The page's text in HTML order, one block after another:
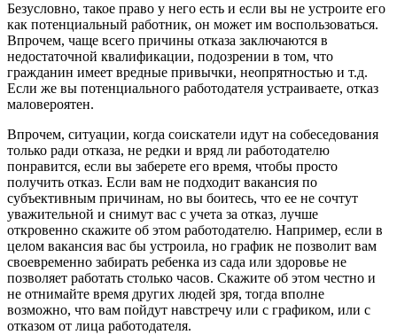
Безусловно, такое право у него есть и если вы не устроите его
как потенциальный работник, он может им воспользоваться.
Впрочем, чаще всего причины отказа заключаются в
недостаточной квалификации, подозрении в том, что
гражданин имеет вредные привычки, неопрятностью и т.д.
Если же вы потенциального работодателя устраиваете, отказ
маловероятен.
Впрочем, ситуации, когда соискатели идут на собеседования
только ради отказа, не редки и вряд ли работодателю
понравится, если вы заберете его время, чтобы просто
получить отказ. Если вам не подходит вакансия по
субъективным причинам, но вы боитесь, что ее не сочтут
уважительной и снимут вас с учета за отказ, лучше
откровенно скажите об этом работодателю. Например, если в
целом вакансия вас бы устроила, но график не позволит вам
своевременно забирать ребенка из сада или здоровье не
позволяет работать столько часов. Скажите об этом честно и
не отнимайте время других людей зря, тогда вполне
возможно, что вам пойдут навстречу или с графиком, или с
отказом от лица работодателя.